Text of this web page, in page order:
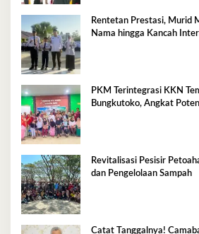
Rentetan Prestasi, Murid
Nama hingga Kancah
PKM Terintegrasi KKN
Bungkutoko, Angkat
Revitalisasi Pesisir
dan Pengelolaan Sampah
Catat Tanggalnya!